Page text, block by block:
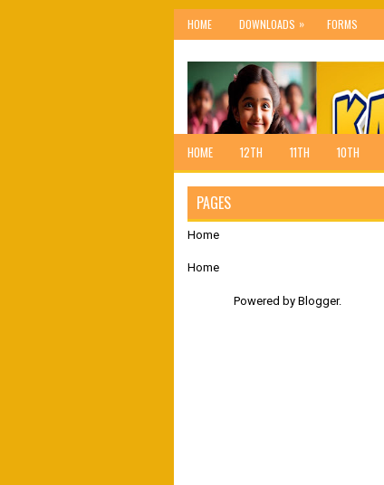
HOME DOWNLOADS » FORMS
HOME 12TH 11TH 10TH
PAGES
Home
Home
Powered by Blogger.